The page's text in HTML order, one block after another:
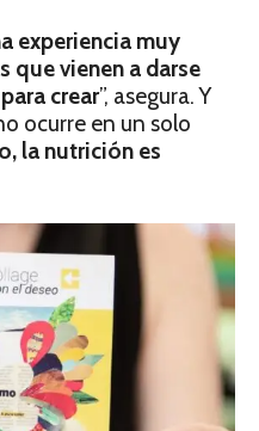
experiencia muy
que vienen a darse
crear”, asegura. Y
ocurre en un solo
la nutrición es